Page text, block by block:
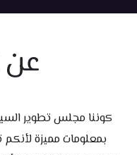
عن
كوننا مجلس تطوير
بمعلومات مميزة